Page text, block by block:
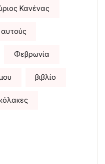
Κανένας
Φεβρωνία
βιβλίο